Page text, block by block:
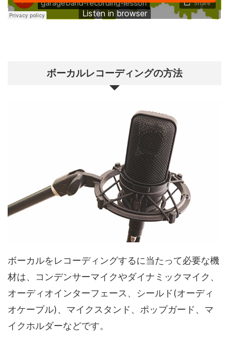
ボーカルレコーディングの方法
ボーカルをレコーディングするに当たって必要な機
材は、コンデンサーマイクやダイナミックマイク、
オーディオインターフェース、シールド(オーディ
オケーブル)、マイクスタンド、ポップガード、マ
イクホルダーなどです。